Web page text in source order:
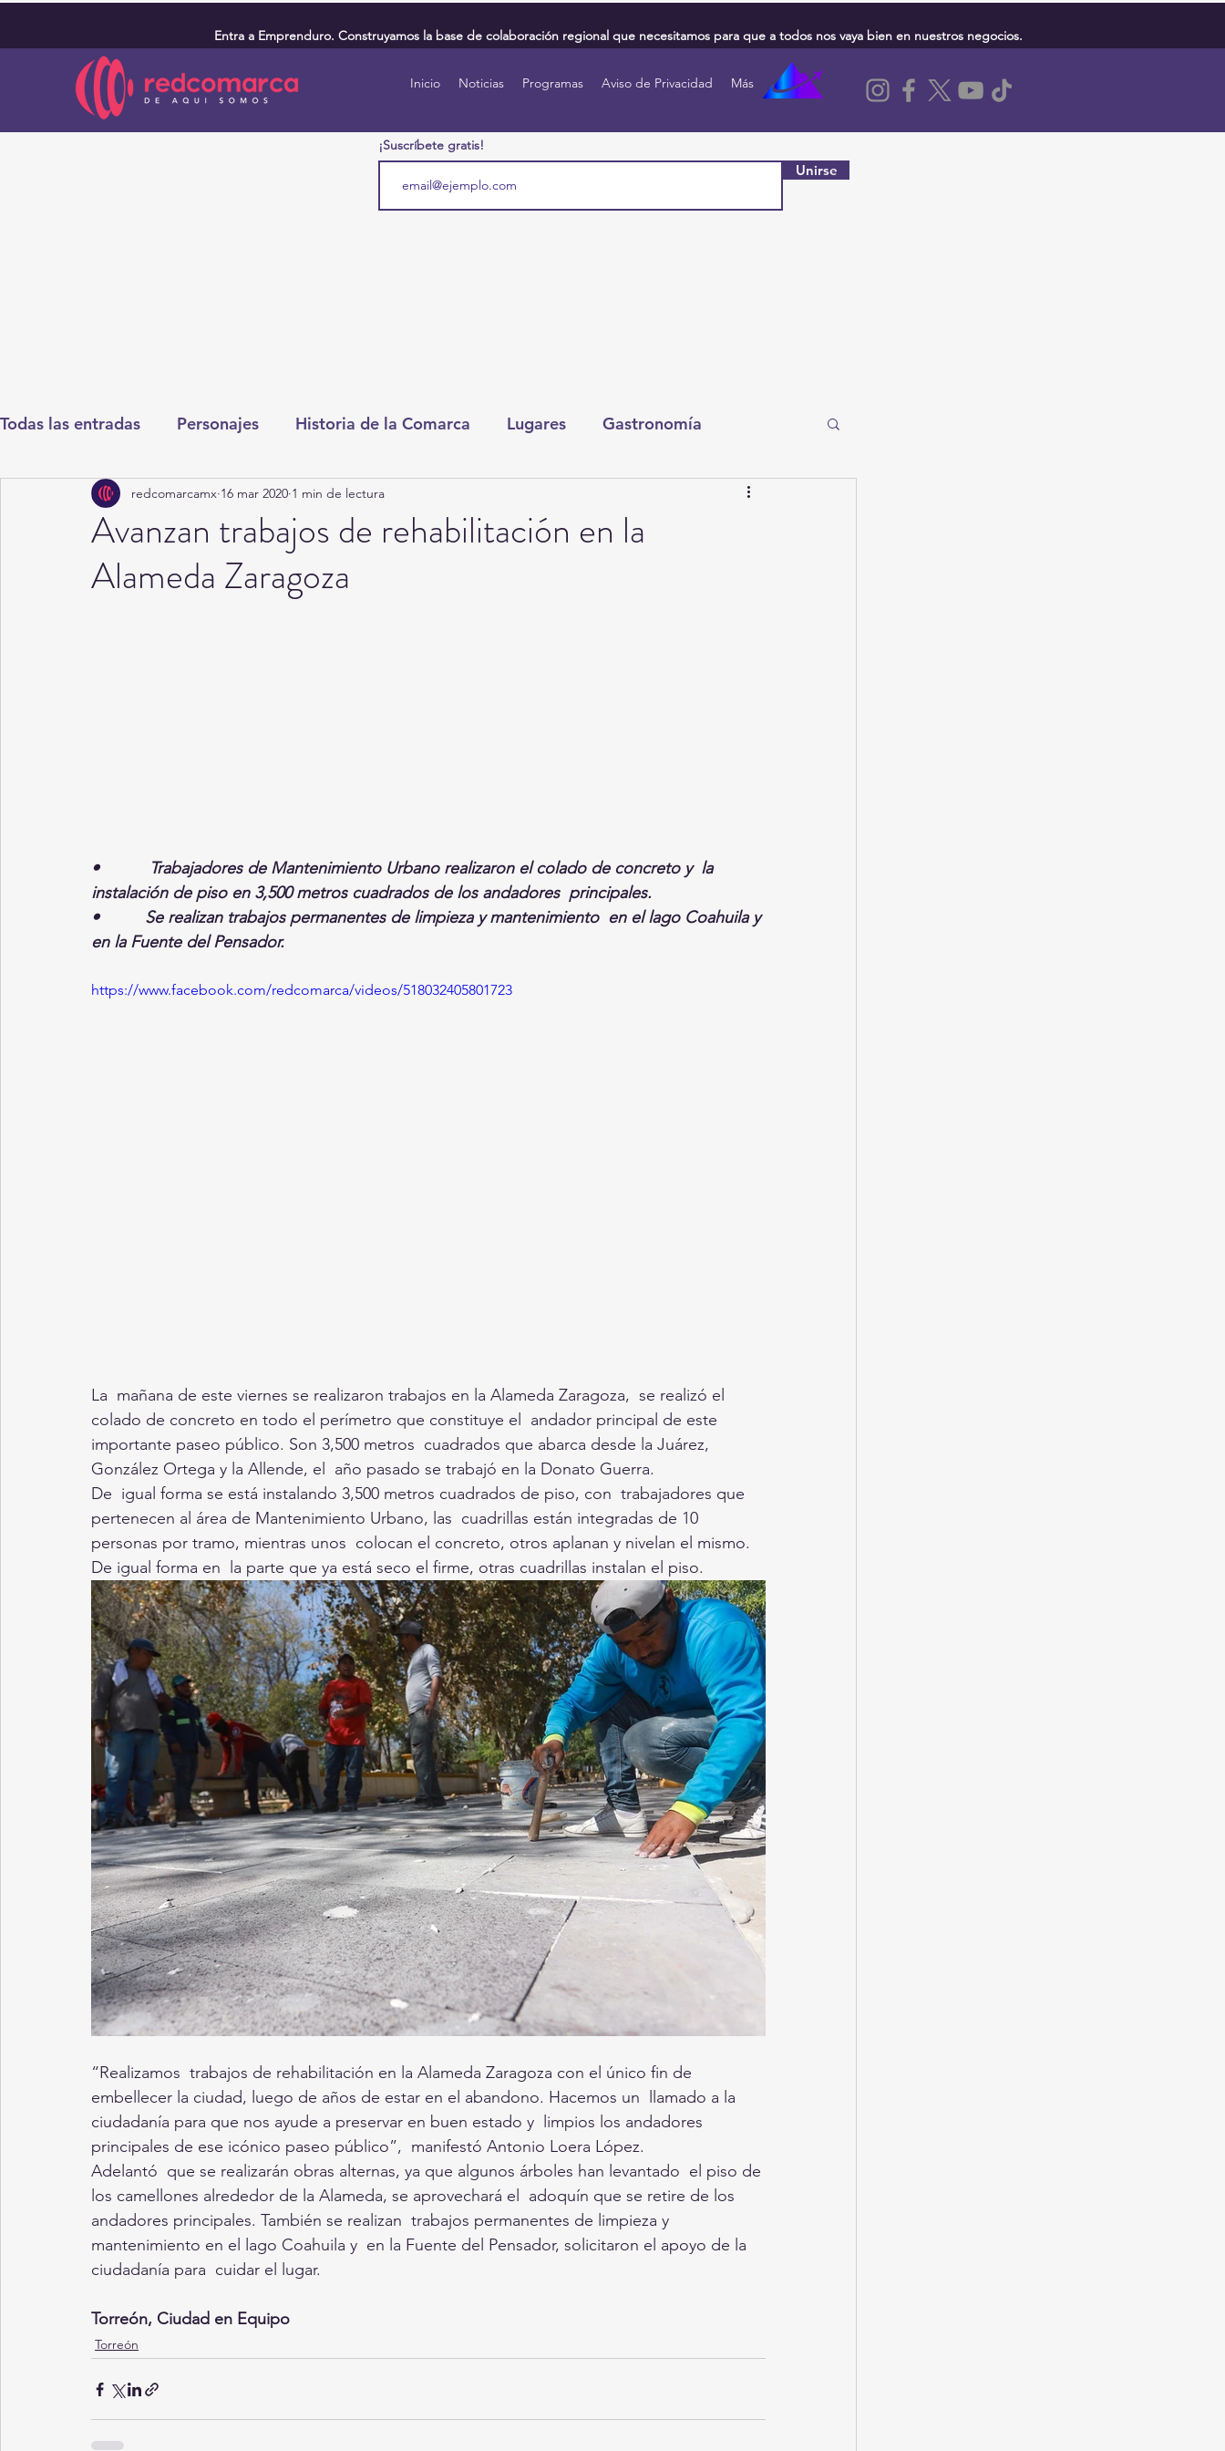
Entra a Emprenduro. Construyamos la base de colaboración regional que necesitamos para que a todos nos vaya bien en nuestros negocios.
Inicio Noticias Programas Aviso de Privacidad Más
¡Suscríbete gratis!
Unirse
Todas las entradas Personajes Historia de la Comarca Lugares Gastronomía
Deportes Salud Entretenimiento Cultura y Espectáculos Torreón
Round Cero Columnistas CDMX
Avanzan trabajos de rehabilitación en la
Alameda Zaragoza
redcomarcamx 16 mar 2020 1 min de lectura
•           Trabajadores de Mantenimiento Urbano realizaron el colado de concreto y  la
instalación de piso en 3,500 metros cuadrados de los andadores  principales.
•          Se realizan trabajos permanentes de limpieza y mantenimiento  en el lago Coahuila y
en la Fuente del Pensador.
https://www.facebook.com/redcomarca/videos/518032405801723
La  mañana de este viernes se realizaron trabajos en la Alameda Zaragoza,  se realizó el
colado de concreto en todo el perímetro que constituye el  andador principal de este
importante paseo público. Son 3,500 metros  cuadrados que abarca desde la Juárez,
González Ortega y la Allende, el  año pasado se trabajó en la Donato Guerra.
De  igual forma se está instalando 3,500 metros cuadrados de piso, con  trabajadores que
pertenecen al área de Mantenimiento Urbano, las  cuadrillas están integradas de 10
personas por tramo, mientras unos  colocan el concreto, otros aplanan y nivelan el mismo.
De igual forma en  la parte que ya está seco el firme, otras cuadrillas instalan el piso.
“Realizamos  trabajos de rehabilitación en la Alameda Zaragoza con el único fin de
embellecer la ciudad, luego de años de estar en el abandono. Hacemos un  llamado a la
ciudadanía para que nos ayude a preservar en buen estado y  limpios los andadores
principales de ese icónico paseo público”,  manifestó Antonio Loera López.
Adelantó  que se realizarán obras alternas, ya que algunos árboles han levantado  el piso de
los camellones alrededor de la Alameda, se aprovechará el  adoquín que se retire de los
andadores principales. También se realizan  trabajos permanentes de limpieza y
mantenimiento en el lago Coahuila y  en la Fuente del Pensador, solicitaron el apoyo de la
ciudadanía para  cuidar el lugar.
Torreón, Ciudad en Equipo
Torreón